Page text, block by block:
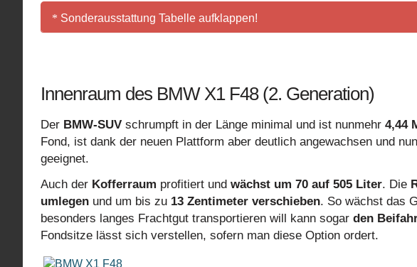
Start-/Stop-Knopf
Regensensor
Sonderausstattung Tabelle aufklappen!
Sportsitze für Fahrer und Beifahrer
Head-up-Display
Geschwindigkeitsregelung mit Bremsfunktion
Adaptives Kurvenlicht
Fernlichtassistent
Innenraum des BMW X1 F48 (2. Generation)
Der BMW-SUV schrumpft in der Länge minimal und ist nunmehr 4,44
Fond, ist dank der neuen Plattform aber deutlich angewachsen und
geeignet.
Auch der Kofferraum profitiert und wächst um 70 auf 505 Liter. Die
umlegen und um bis zu 13 Zentimeter verschieben. So wächst das
besonders langes Frachtgut transportieren will kann sogar den
Fondsitze lässt sich verstellen, sofern man diese Option ordert.